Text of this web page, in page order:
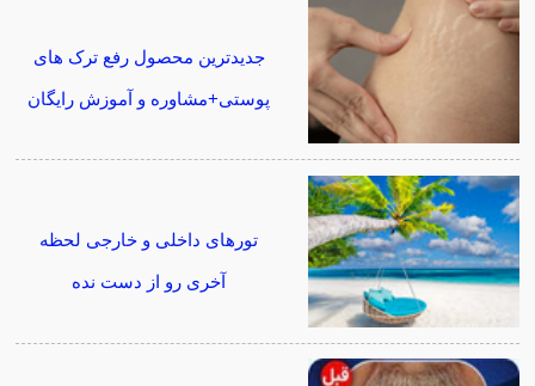
جدیدترین محصول رفع ترک های
پوستی+مشاوره و آموزش رایگان
تورهای داخلی و خارجی لحظه
آخری رو از دست نده